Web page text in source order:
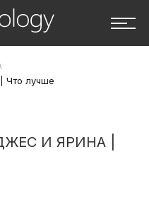
Что лучше
И ЯРИНА |